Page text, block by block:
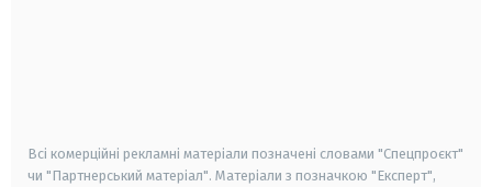
Всі комерційні рекламні матеріали позначені словами "Спецпроєкт"
чи "Партнерський матеріал". Матеріали з позначкою "Експерт",